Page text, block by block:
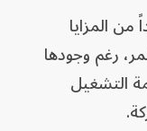
المزايا
رغم وجودها
التشغيل